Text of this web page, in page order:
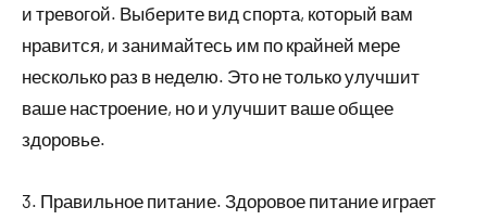
и тревогой. Выберите вид спорта, который вам
нравится, и занимайтесь им по крайней мере
несколько раз в неделю. Это не только улучшит
ваше настроение, но и улучшит ваше общее
здоровье.
3. Правильное питание. Здоровое питание играет